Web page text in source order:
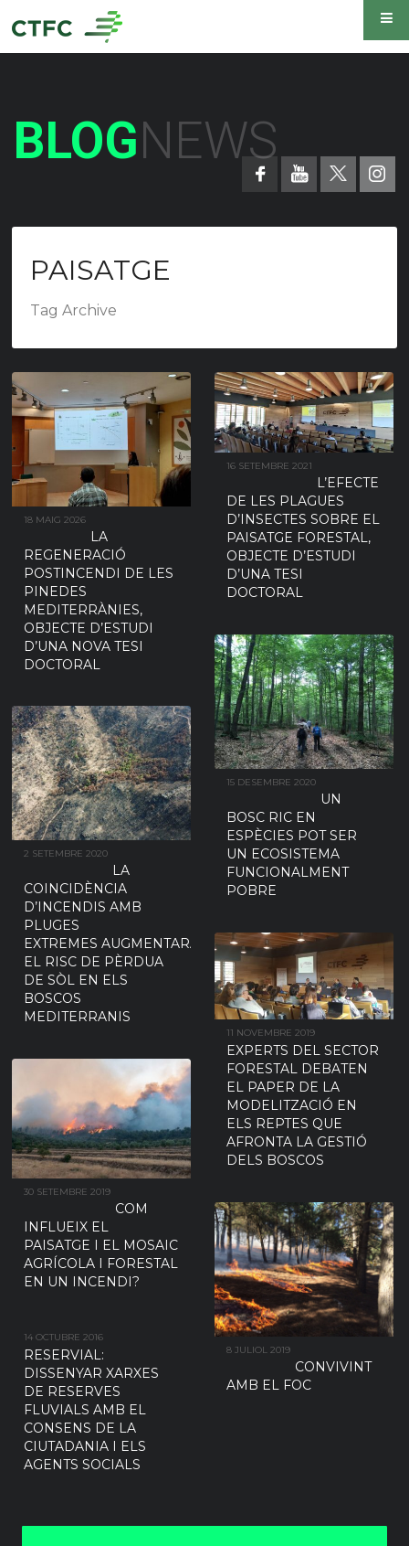
BLOGNEWS
PAISATGE
Tag Archive
18 MAIG 2026
LA
REGENERACIÓ
POSTINCENDI DE LES
PINEDES
MEDITERRÀNIES,
OBJECTE D’ESTUDI
D’UNA NOVA TESI
DOCTORAL
16 SETEMBRE 2021
L’EFECTE
DE LES PLAGUES
D’INSECTES SOBRE EL
PAISATGE FORESTAL,
OBJECTE D’ESTUDI
D’UNA TESI
DOCTORAL
15 DESEMBRE 2020
UN
BOSC RIC EN
ESPÈCIES POT SER
UN ECOSISTEMA
FUNCIONALMENT
POBRE
2 SETEMBRE 2020
LA
COINCIDÈNCIA
D’INCENDIS AMB
PLUGES
EXTREMES AUGMENTARÀ
EL RISC DE PÈRDUA
DE SÒL EN ELS
BOSCOS
MEDITERRANIS
11 NOVEMBRE 2019
EXPERTS DEL SECTOR
FORESTAL DEBATEN
EL PAPER DE LA
MODELITZACIÓ EN
ELS REPTES QUE
AFRONTA LA GESTIÓ
DELS BOSCOS
30 SETEMBRE 2019
COM
INFLUEIX EL
PAISATGE I EL MOSAIC
AGRÍCOLA I FORESTAL
EN UN INCENDI?
8 JULIOL 2019
CONVIVINT
AMB EL FOC
14 OCTUBRE 2016
RESERVIAL:
DISSENYAR XARXES
DE RESERVES
FLUVIALS AMB EL
CONSENS DE LA
CIUTADANIA I ELS
AGENTS SOCIALS